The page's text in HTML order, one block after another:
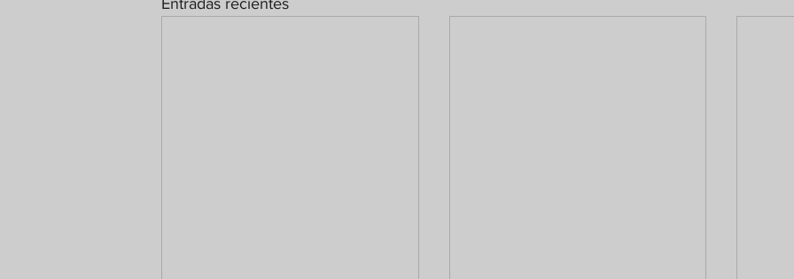
Entradas recientes